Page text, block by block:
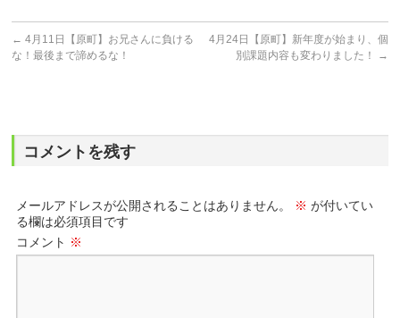
← 4月11日【原町】お兄さんに負ける
な！最後まで諦めるな！
4月24日【原町】新年度が始まり、個
別課題内容も変わりました！
→
コメントを残す
メールアドレスが公開されることはありません。 ※ が付いてい
る欄は必須項目です
コメント ※